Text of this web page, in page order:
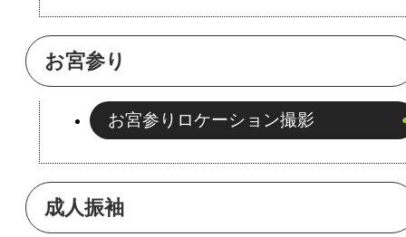
お宮参り
お宮参りロケーション撮影
成人振袖